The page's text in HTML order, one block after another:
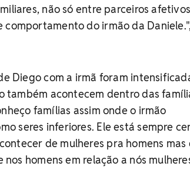
não só entre parceiros
do irmão da
Diego com a irmã foram
também acontecem dentro das
famílias assim onde o irmão
seres inferiores. Ele está sempre
de mulheres pra homens mas
homens em relação a nós